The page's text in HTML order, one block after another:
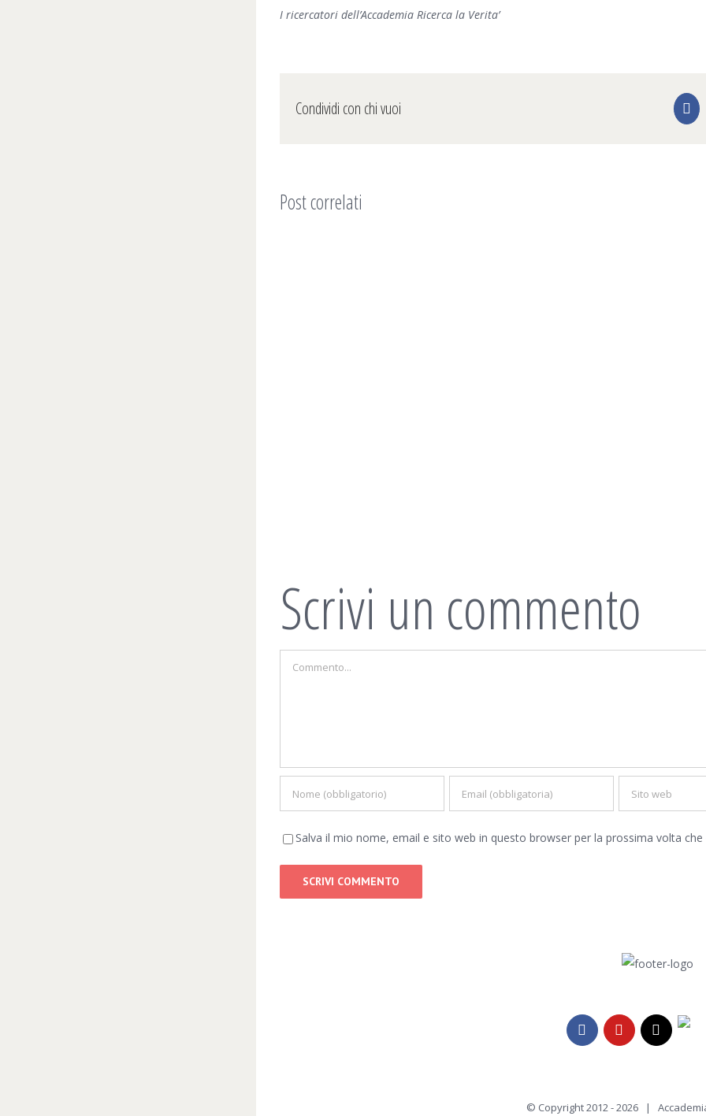
I ricercatori dell’Accademia Ricerca la Verita’
Condividi con chi vuoi
Post correlati
Scrivi un commento
Salva il mio nome, email e sito web in questo browser per la prossima volta
FacebookYouTubeEmail
© Copyright 2012 -2026 |